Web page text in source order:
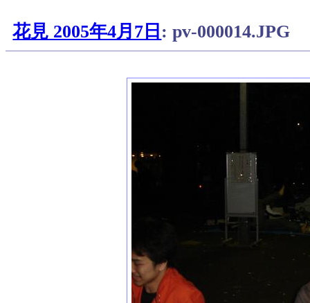
花見 2005年4月7日 : pv-000014.JPG